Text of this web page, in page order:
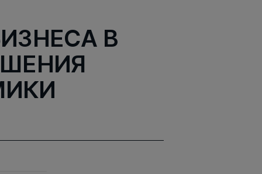
В